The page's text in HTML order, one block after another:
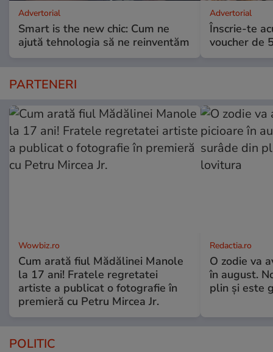
Advertorial
Smart is the new chic: Cum ne
ajută tehnologia să ne reinventăm
Advertorial
Înscrie-te
voucher de
PARTENERI
Wowbiz.ro
Cum arată fiul Mădălinei Manole
la 17 ani! Fratele regretatei
artiste a publicat o fotografie în
premieră cu Petru Mircea Jr.
Redactia.ro
O zodie va
în august.
plin și este
POLITIC